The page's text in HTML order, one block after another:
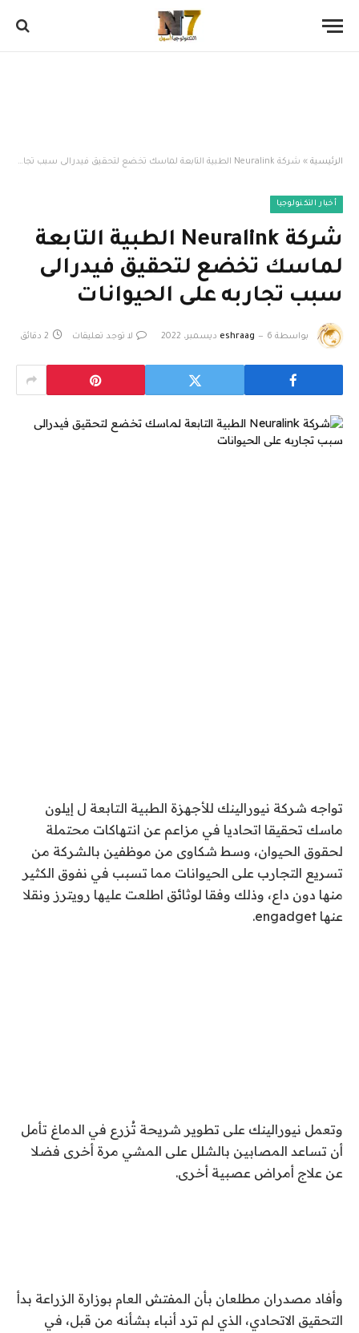
الرئيسية » شركة Neuralink الطبية التابعة لماسك تخضع لتحقيق فيدرالى سبب تجاربه على الحيوانات
أخبار التكنولوجيا
شركة Neuralink الطبية التابعة
لماسك تخضع لتحقيق فيدرالى
سبب تجاربه على الحيوانات
بواسطة eshraag 6 ديسمبر، 2022 لا توجد تعليقات 2 دقائق
تواجه شركة نيورالينك للأجهزة الطبية التابعة ل إيلون
ماسك تحقيقا اتحاديا في مزاعم عن انتهاكات محتملة
لحقوق الحيوان، وسط شكاوى من موظفين بالشركة من
تسريع التجارب على الحيوانات مما تسبب في نفوق الكثير
منها دون داع، وذلك وفقا لوثائق اطلعت عليها رويترز ونقلا
عنها engadget.
وتعمل نيورالينك على تطوير شريحة تُزرع في الدماغ تأمل
أن تساعد المصابين بالشلل على المشي مرة أخرى فضلا
عن علاج أمراض عصبية أخرى.
وأفاد مصدران مطلعان بأن المفتش العام بوزارة الزراعة بدأ
التحقيق الاتحادي، الذي لم ترد أنباء بشأنه من قبل، في